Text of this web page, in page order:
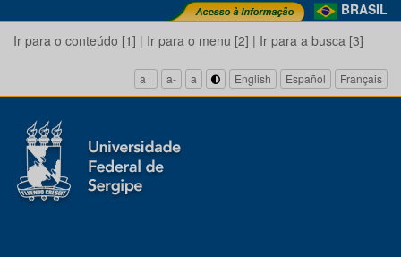
BRASIL
Ir para o conteúdo [1] | Ir para o menu [2] | Ir para a busca [3]
a+ a- a English Español Français